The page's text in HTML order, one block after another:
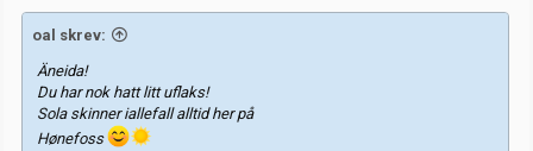
oal skrev:
Äneida!
Du har nok hatt litt uflaks!
Sola skinner iallefall alltid her på
Hønefoss